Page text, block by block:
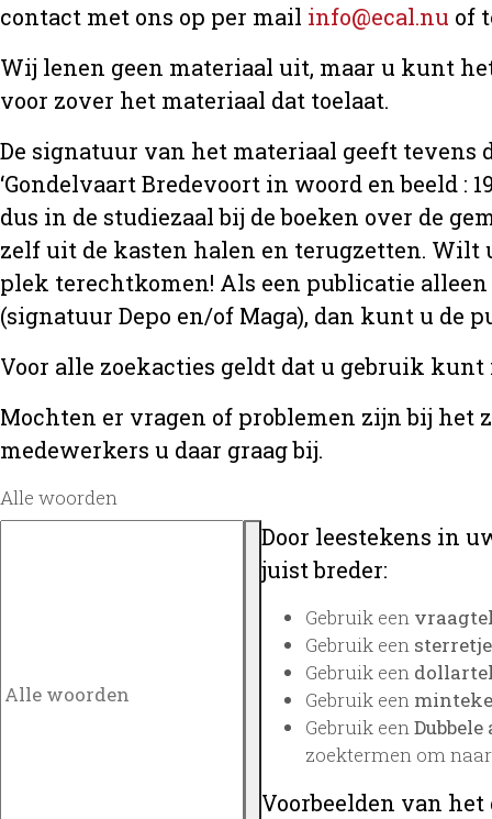
contact met ons op per mail info@ecal.nu of
Wij lenen geen materiaal uit, maar u kunt
voor zover het materiaal dat toelaat.
De signatuur van het materiaal geeft tevens
‘Gondelvaart Bredevoort in woord en beeld :
dus in de studiezaal bij de boeken over de
zelf uit de kasten halen en terugzetten. Wilt
plek terechtkomen! Als een publicatie
(signatuur Depo en/of Maga), dan kunt u de
Voor alle zoekacties geldt dat u gebruik
Mochten er vragen of problemen zijn bij het
medewerkers u daar graag bij.
Alle woorden
Door leestekens in
juist breder:
Gebruik een
Gebruik een
Gebruik een
Gebruik een
Gebruik een
zoektermen om
Voorbeelden van